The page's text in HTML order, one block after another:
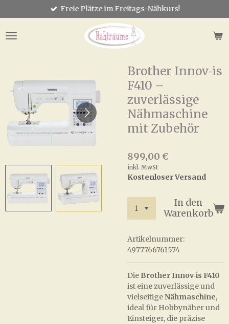
Hauptinhalt
springen
Freie Plätze im Freitags-Nähkurs!
Brother Innov‑is
F410 –
zuverlässige
Nähmaschine
mit Zubehör
899,00 €
inkl. MwSt
Kostenloser Versand
In den
Warenkorb
Artikelnummer:
4977766761574
Die Brother Innov‑is F410
ist eine zuverlässige und
vielseitigeNähmaschine,
ideal für Hobbynäher und
Einsteiger, die präzise